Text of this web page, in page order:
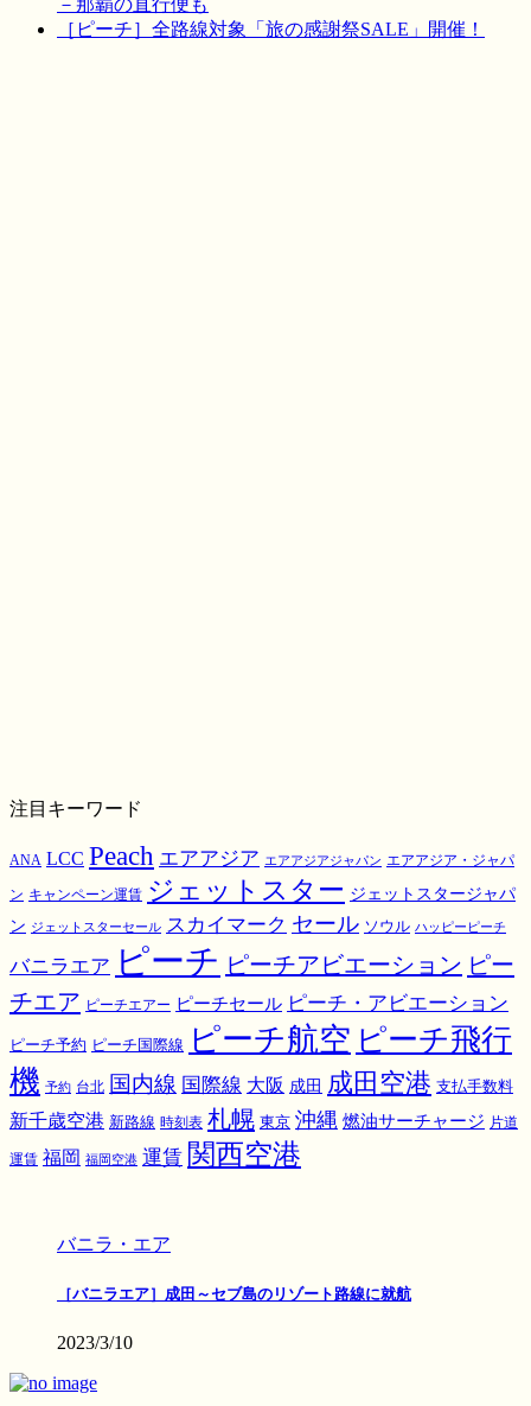
－那覇の直行便も
［ピーチ］全路線対象「旅の感謝祭SALE」開催！
注目キーワード
ANA LCC Peach エアアジア エアアジアジャパン エアアジア・ジャパ
ン キャンペーン運賃 ジェットスター ジェットスタージャパ
ン ジェットスターセール スカイマーク セール ソウル ハッピーピーチ
バニラエア ピーチ ピーチアビエーション ピー
チエア ピーチエアー ピーチセール ピーチ・アビエーション
ピーチ予約 ピーチ国際線 ピーチ航空 ピーチ飛行
機 予約 台北 国内線 国際線 大阪 成田 成田空港 支払手数料
新千歳空港 新路線 時刻表 札幌 東京 沖縄 燃油サーチャージ 片道
運賃 福岡 福岡空港 運賃 関西空港
バニラ・エア
［バニラエア］成田～セブ島のリゾート路線に就航
2023/3/10